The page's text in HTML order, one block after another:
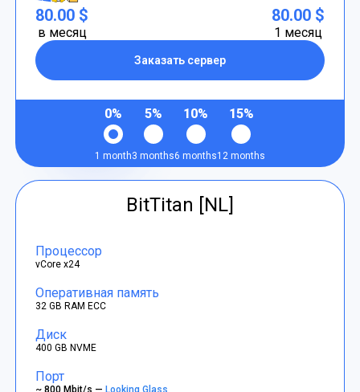
80.00 $
в месяц
Заказать сервер
80.00 $
1 месяц
0%
1 month
5%
3 months
10%
6 months
15%
12 months
BitTitan [NL]
Процессор
vCore x24
Оперативная память
32 GB RAM ECC
Диск
400 GB NVME
Порт
~ 800 Mbit/s —Looking Glass